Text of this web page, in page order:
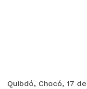
Quibdó, Chocó, 17